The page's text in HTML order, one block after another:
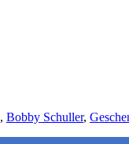
, Bobby Schuller,